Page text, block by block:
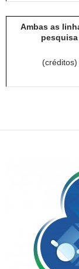
Ambas as
pesquisa
(créditos)